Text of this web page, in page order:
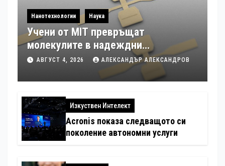
Нанотехнологии Наука
Учени от MIT превръщат
молекулите в надеждни
електронни устройства
АВГУСТ 4, 2026 АЛЕКСАНДЪР АЛЕКСАНДРОВ
Изкуствен Интелект
Acronis показа следващото си
поколение автономни услуги